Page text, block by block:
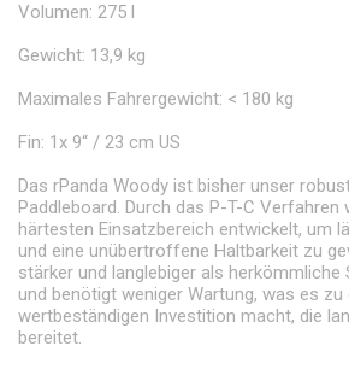
Volumen: 275 l
Gewicht: 13,9 kg
Maximales Fahrergewicht: < 180 kg
Fin: 1x 9“ / 23 cm US
Das rPanda Woody ist bisher unser
Paddleboard. Durch das P-T-C Verfahren
härtesten Einsatzbereich entwickelt, um
und eine unübertroffene Haltbarkeit zu
stärker und langlebiger als herkömmliche
und benötigt weniger Wartung, was es zu
wertbeständigen Investition macht, die
bereitet.